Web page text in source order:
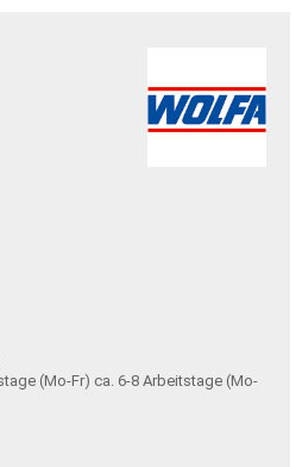
ca. 6-8 Arbeitstage (Mo-